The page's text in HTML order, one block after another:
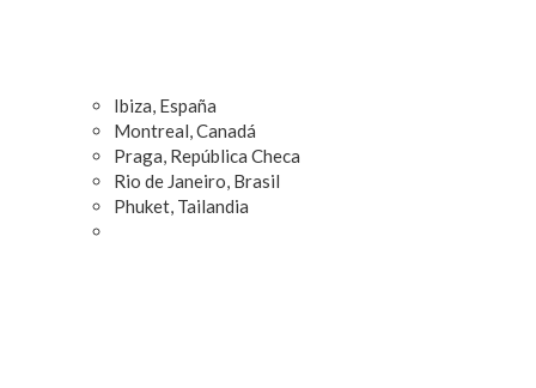
Ibiza, España
Montreal, Canadá
Praga, República Checa
Rio de Janeiro, Brasil
Phuket, Tailandia